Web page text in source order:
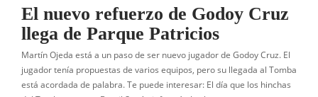
El nuevo refuerzo de Godoy Cruz
llega de Parque Patricios
Martín Ojeda está a un paso de ser nuevo jugador de Godoy Cruz. El
jugador tenía propuestas de varios equipos, pero su llegada al Tomba
está acordada de palabra. Te puede interesar: El día que los hinchas